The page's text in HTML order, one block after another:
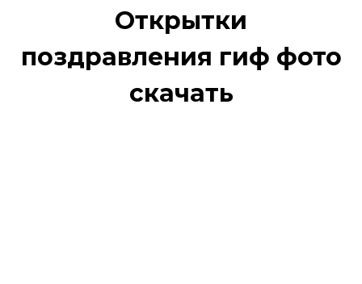
Открытки
поздравления гиф фото
скачать